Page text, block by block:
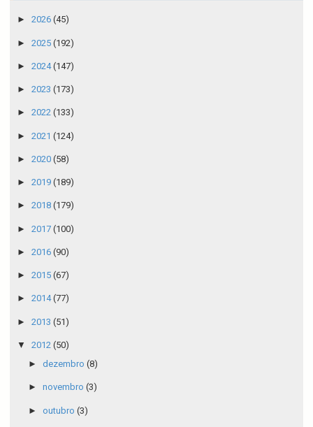
► 2026 (45)
► 2025 (192)
► 2024(147)
► 2023 (173)
► 2022 (133)
► 2021 (124)
► 2020 (58)
► 2019 (189)
► 2018 (179)
► 2017 (100)
► 2016 (90)
► 2015 (67)
► 2014(77)
► 2013 (51)
▼ 2012 (50)
► dezembro (8)
► novembro (3)
► outubro (3)